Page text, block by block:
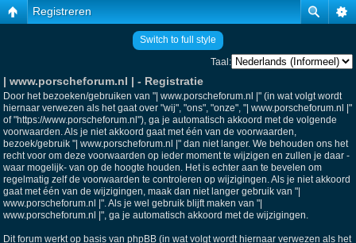
Registreren
Switch to full style
Taal:
| www.porscheforum.nl | - Registratie
Door het bezoeken/gebruiken van "| www.porscheforum.nl |" (in wat volgt wordt
hiernaar verwezen als het gaat over "wij", "ons", "onze", "| www.porscheforum.nl |"
of "https://www.porscheforum.nl"), ga je automatisch akkoord met de volgende
voorwaarden. Als je niet akkoord gaat met één van de voorwaarden,
bezoek/gebruik "| www.porscheforum.nl |" dan niet langer. We behouden ons het
recht voor om deze voorwaarden op ieder moment te wijzigen en zullen je daar -
waar mogelijk- van op de hoogte houden. Het is echter aan te bevelen om
regelmatig zelf de voorwaarden te controleren op wijzigingen. Als je niet akkoord
gaat met één van de wijzigingen, maak dan niet langer gebruik van "|
www.porscheforum.nl |". Als je wel gebruik blijft maken van "|
www.porscheforum.nl |", ga je automatisch akkoord met de wijzigingen.
Dit forum werkt op basis van phpBB (in wat volgt wordt hiernaar verwezen als het